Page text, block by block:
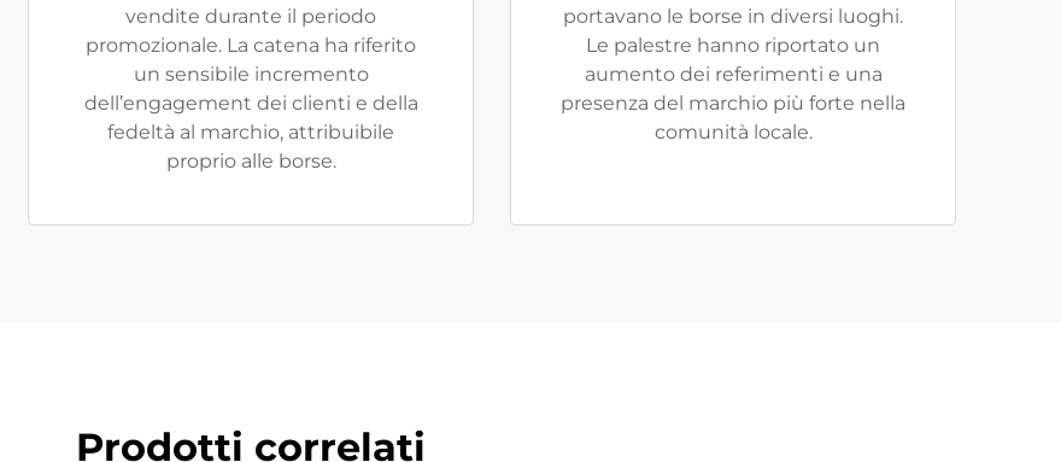
vendite durante il periodo
promozionale. La catena ha riferito
un sensibile incremento
dell’engagement dei clienti e della
fedeltà al marchio, attribuibile
proprio alle borse.
portavano le borse in diversi luoghi.
Le palestre hanno riportato un
aumento dei referimenti e una
presenza del marchio più forte nella
comunità locale.
Prodotti correlati